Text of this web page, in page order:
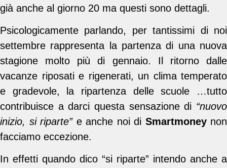
già anche al giorno 20 ma questi sono dettagli.
Psicologicamente parlando, per tantissimi di noi
settembre rappresenta la partenza di una nuova
stagione molto più di gennaio. Il ritorno dalle
vacanze riposati e rigenerati, un clima temperato
e gradevole, la ripartenza delle scuole …tutto
contribuisce a darci questa sensazione di “nuovo
inizio, si riparte”e anche noi di Smartmoneynon
facciamo eccezione.
In effetti quando dico “si riparte” intendo anche a